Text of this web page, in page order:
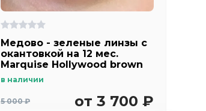
Медово - зеленые линзы c
окантовкой на 12 мес.
Marquise Hollywood brown
в наличии
5 000 ₽ от 3 700 ₽